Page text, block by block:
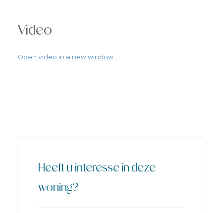
Video
Open video in a new window
Heeft u interesse in deze
woning?